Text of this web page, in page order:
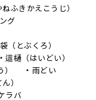
ふきかえこうじ）
グ
（とぶくろ）
這樋（はいどい）
雨どい
）
ラバ